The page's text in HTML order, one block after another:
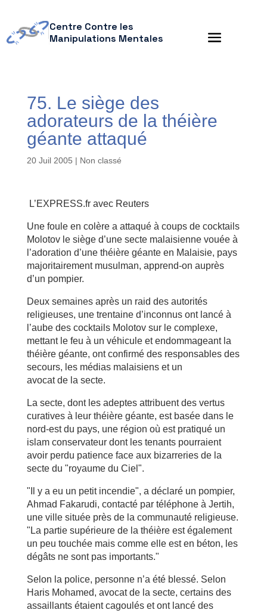
Centre Contre les
Manipulations Mentales
75. Le siège des
adorateurs de la théière
géante attaqué
20 Juil 2005 | Non classé
L’EXPRESS.fr avec Reuters
Une foule en colère a attaqué à coups de cocktails
Molotov le siège d’une secte malaisienne vouée à
l’adoration d’une théière géante en Malaisie, pays
majoritairement musulman, apprend-on auprès
d’un pompier.
Deux semaines après un raid des autorités
religieuses, une trentaine d’inconnus ont lancé à
l’aube des cocktails Molotov sur le complexe,
mettant le feu à un véhicule et endommageant la
théière géante, ontconfirmé des responsables des
secours, les médias malaisiens et un
avocat de la secte.
La secte, dont les adeptes attribuent des vertus
curatives à leur théière géante, est basée dans le
nord-est du pays, une région où est pratiqué un
islam conservateur dont les tenants pourraient
avoir perdu patience face aux bizarreries de la
secte du "royaume du Ciel".
"Il y a eu un petit incendie", a déclaré un pompier,
Ahmad Fakarudi, contacté par téléphone à Jertih,
une ville située près de la communauté religieuse.
"La partie supérieure de la théière est également
un peu touchée mais comme elle est en béton, les
dégâts ne sont pas importants."
Selon la police, personne n’a été blessé. Selon
Haris Mohamed, avocat de la secte, certains des
assaillants étaient cagoulés et ont lancé des